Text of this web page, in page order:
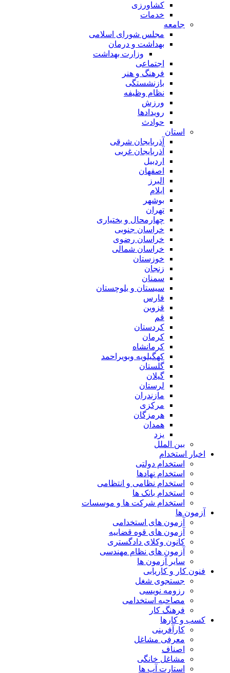
کشاورزی
خدمات
جامعه
مجلس شورای اسلامی
بهداشت و درمان
وزارت بهداشت
اجتماعی
فرهنگ و هنر
بازنشستگی
نظام وظیفه
ورزش
رویدادها
حوادث
استان
آذربایجان شرقی
آذربایجان غربی
اردبیل
اصفهان
البرز
ایلام
بوشهر
تهران
چهارمحال و بختیاری
خراسان جنوبی
خراسان رضوی
خراسان شمالی
خوزستان
زنجان
سمنان
سیستان و بلوچستان
فارس
قزوین
قم
کردستان
کرمان
کرمانشاه
کهگیلویه وبویراحمد
گلستان
گیلان
لرستان
مازندران
مرکزی
هرمزگان
همدان
یزد
بین الملل
اخبار استخدام
استخدام دولتی
استخدام نهادها
استخدام نظامی و انتظامی
استخدام بانک ها
استخدام شرکت ها و موسسات
آزمون ها
آزمون های استخدامی
آزمون های قوه قضاییه
کانون وکلای دادگستری
آزمون های نظام مهندسی
سایر آزمون ها
فنون کار و کاریابی
جستجوی شغل
رزومه نویسی
مصاحبه استخدامی
فرهنگ کار
کسب و کارها
کارآفرینی
معرفی مشاغل
اصناف
مشاغل خانگی
استارت آپ ها